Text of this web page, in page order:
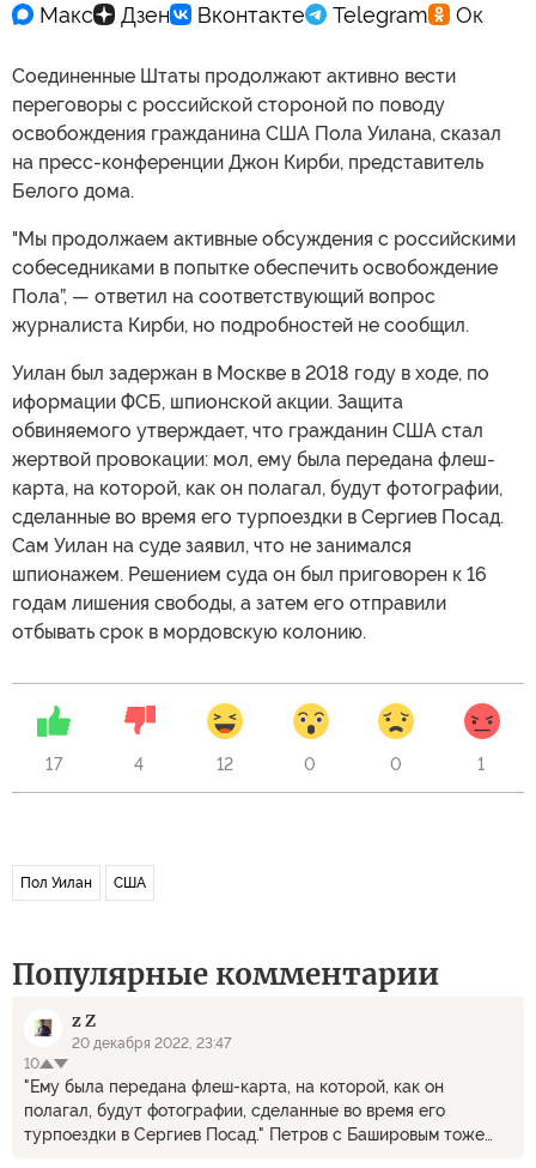
Соединенные Штаты продолжают активно вести
переговоры с российской стороной по поводу
освобождения гражданина США Пола Уилана, сказал
на пресс-конференции Джон Кирби, представитель
Белого дома.
"Мы продолжаем активные обсуждения с российскими
собеседниками в попытке обеспечить освобождение
Пола”, — ответил на соответствующий вопрос
журналиста Кирби, но подробностей не сообщил.
Уилан был задержан в Москве в 2018 году в ходе, по
иформации ФСБ, шпионской акции. Защита
обвиняемого утверждает, что гражданин США стал
жертвой провокации: мол, ему была передана флеш-
карта, на которой, как он полагал, будут фотографии,
сделанные во время его турпоездки в Сергиев Посад.
Сам Уилан на суде заявил, что не занимался
шпионажем. Решением суда он был приговорен к 16
годам лишения свободы, а затем его отправили
отбывать срок в мордовскую колонию.
17 4 12 0 0 1
Пол Уилан США
Популярные комментарии
z Z
20 декабря 2022, 23:47
10
"Ему была передана флеш-карта, на которой, как он
полагал, будут фотографии, сделанные во время его
турпоездки в Сергиев Посад." Петров с Башировым тоже